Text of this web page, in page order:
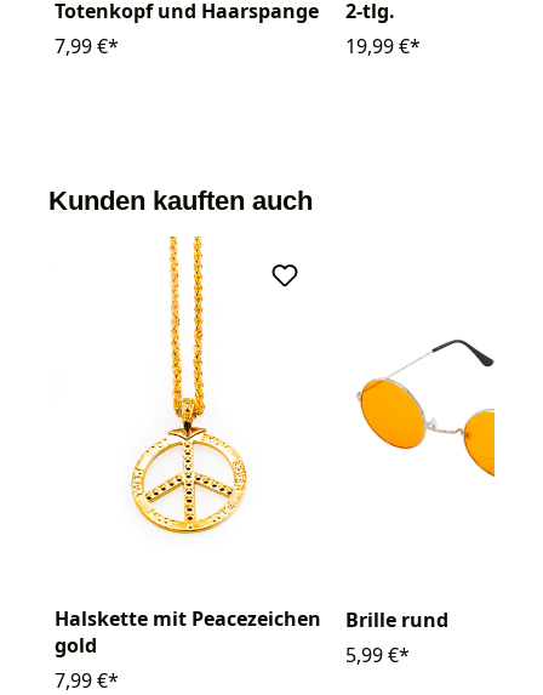
Totenkopf und Haarspange
7,99 €*
2-tlg.
19,99 €*
Kunden kauften auch
Halskette mit Peacezeichen
gold
7,99 €*
Brille rund
5,99 €*